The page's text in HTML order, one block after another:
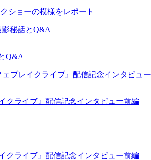
ショーの模様をレポート
Q&A
クライブ』配信記念インタビュー前編
クライブ』配信記念インタビュー前編